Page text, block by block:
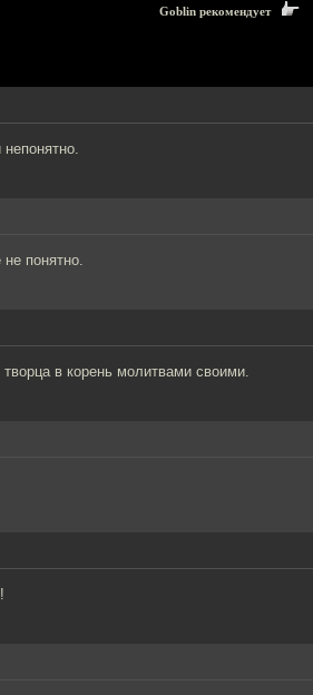
Goblin рекомендует
не понятно.
в корень молитвами своими.